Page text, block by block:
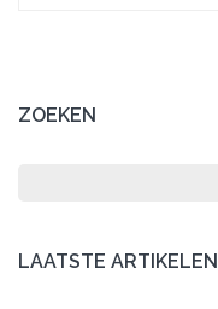
ZOEKEN
LAATSTE ARTIKELEN